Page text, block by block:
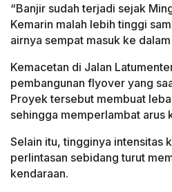
“Banjir sudah terjadi sejak
Kemarin malah lebih tinggi
airnya sempat masuk ke
Kemacetan di Jalan
pembangunan flyover yang
Proyek tersebut membuat
sehingga memperlambat arus
Selain itu, tingginya intensitas
perlintasan sebidang turut
kendaraan.